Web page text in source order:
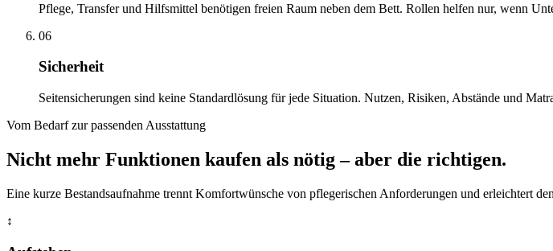
Pflege, Transfer und Hilfsmittel benötigen freien Raum neben dem Bett. Rollen helfen nur, wenn
06
Sicherheit
Seitensicherungen sind keine Standardlösung für jede Situation. Nutzen, Risiken, Abstände und
Vom Bedarf zur passenden Ausstattung
Nicht mehr Funktionen kaufen als nötig – aber die richtigen.
Eine kurze Bestandsaufnahme trennt Komfortwünsche von pflegerischen Anforderungen und erleichtert
↕